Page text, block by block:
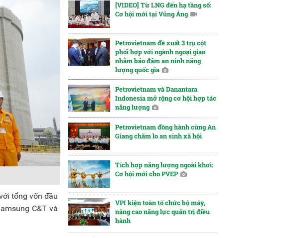
tổng vốn đầu
C&T và
[VIDEO] Từ LNG đến hạ tầng số:
Cơ hội mới tại Vũng Áng
Petrovietnam đề xuất 3 trụ cột
phối hợp với ngành ngoại giao
nhằm bảo đảm an ninh năng
lượng quốc gia
Petrovietnam và Danantara
Indonesia mở rộng cơ hội hợp tác
năng lượng
Petrovietnam đồng hành cùng An
Giang chăm lo an sinh xã hội
Tích hợp năng lượng ngoài khơi:
Cơ hội mới cho PVEP
VPI kiện toàn tổ chức bộ máy,
nâng cao năng lực quản trị điều
hành